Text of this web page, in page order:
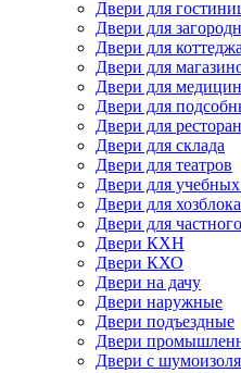
Двери для
Двери для
Двери для коттеджа
Двери для
Двери для
Двери для
Двери для
Двери для склада
Двери для театров
Двери для
Двери для хозблока
Двери для
Двери КХН
Двери КХО
Двери на дачу
Двери наружные
Двери подъездные
Двери
Двери с